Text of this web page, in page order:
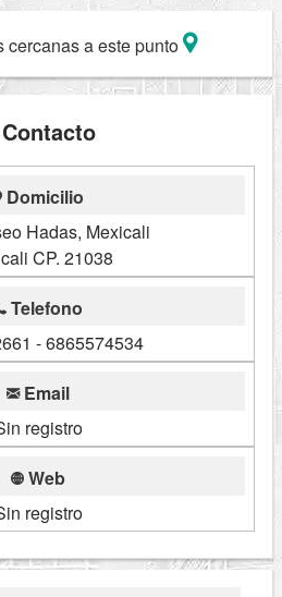
cercanas a este punto
Contacto
Domicilio
Hadas, Mexicali
CP. 21038
Telefono
- 6865574534
Email
registro
Web
registro